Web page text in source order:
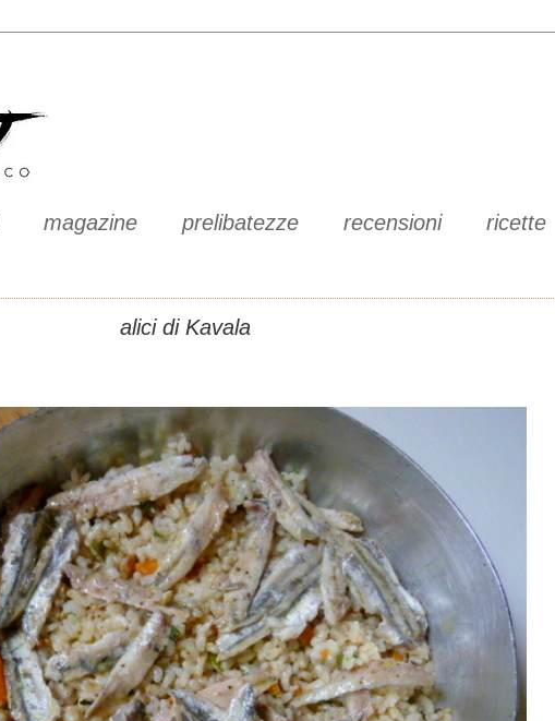
magazine prelibatezze recensioni ricette
alici di Kavala